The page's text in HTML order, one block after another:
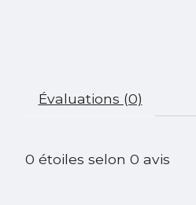
Évaluations (0)
0 étoiles selon 0 avis